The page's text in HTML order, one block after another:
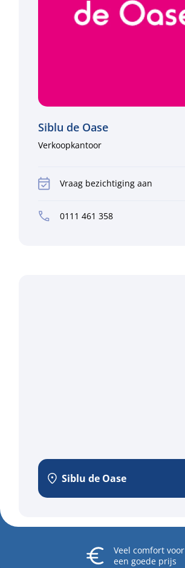
Siblu de Oase
Verkoopkantoor
Vraag bezichtiging aan
0111 461 358
Siblu de Oase
Veel comfort voor
een goede prijs